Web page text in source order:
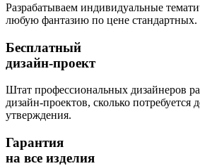
Разрабатываем индивидуальные
любую фантазию по цене стандартных.
Бесплатный
дизайн-проект
Штат профессиональных дизайнеров
дизайн-проектов, сколько потребуется
утверждения.
Гарантия
на все изделия